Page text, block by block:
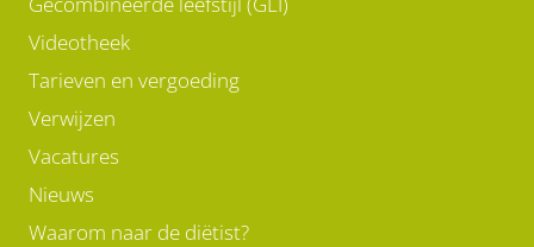
Videotheek
Tarieven en vergoeding
Verwijzen
Vacatures
Nieuws
Waarom naar de diëtist?